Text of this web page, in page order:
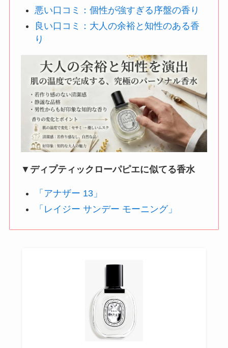
悪い口コミ：個性が強すぎる序盤の香り
良い口コミ：大人の余裕と知性のある香
り
▼ ディプティックローパピエに似てる香水
「アナザー 13」
「レイジー サンデー モーニング」